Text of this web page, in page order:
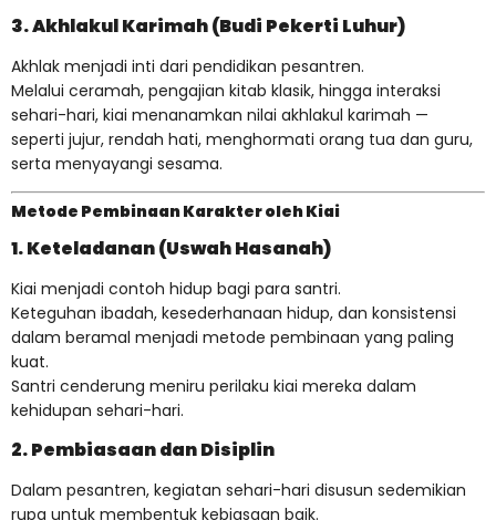
3. Akhlakul Karimah (Budi Pekerti Luhur)
Akhlak menjadi inti dari pendidikan pesantren.
Melalui ceramah, pengajian kitab klasik, hingga interaksi
sehari-hari, kiai menanamkan nilai akhlakul karimah —
seperti jujur, rendah hati, menghormati orang tua dan guru,
serta menyayangi sesama.
Metode Pembinaan Karakter oleh Kiai
1. Keteladanan (Uswah Hasanah)
Kiai menjadi contoh hidup bagi para santri.
Keteguhan ibadah, kesederhanaan hidup, dan konsistensi
dalam beramal menjadi metode pembinaan yang paling
kuat.
Santri cenderung meniru perilaku kiai mereka dalam
kehidupan sehari-hari.
2. Pembiasaan dan Disiplin
Dalam pesantren, kegiatan sehari-hari disusun sedemikian
rupa untuk membentuk kebiasaan baik.